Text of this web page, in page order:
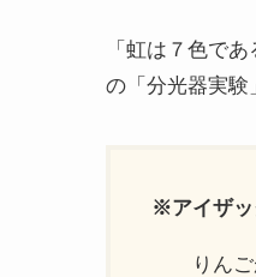
「虹は７色で
の「分光器実験
※アイザッ
りん